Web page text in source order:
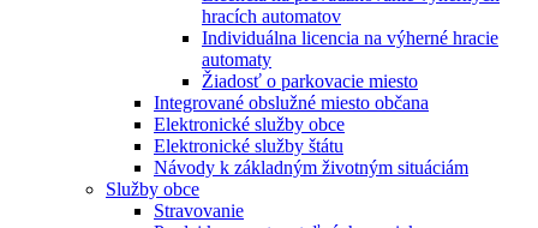
hracích automatov
Individuálna licencia na výherné hracie
automaty
Žiadosť o parkovacie miesto
Integrované obslužné miesto občana
Elektronické služby obce
Elektronické služby štátu
Návody k základným životným situáciám
Služby obce
Stravovanie